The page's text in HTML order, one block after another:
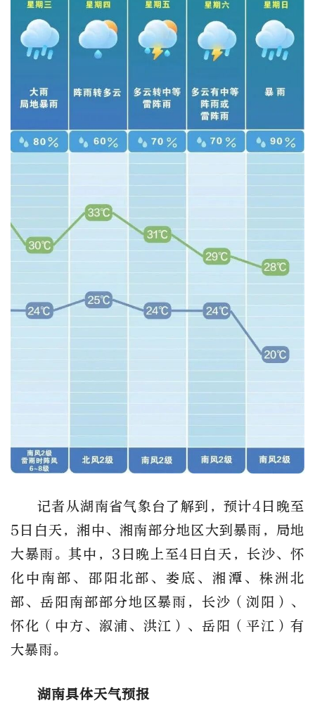
记者从湖南省气象台了解到，预计4日晚至
5日白天，湘中、湘南部分地区大到暴雨，局地
大暴雨。其中，3日晚上至4日白天，长沙、怀
化中南部、邵阳北部、娄底、湘潭、株洲北
部、岳阳南部部分地区暴雨，长沙（浏阳） 、
怀化（中方、溆浦、洪江）、岳阳（平江） 有
大暴雨。
湖南具体天气预报